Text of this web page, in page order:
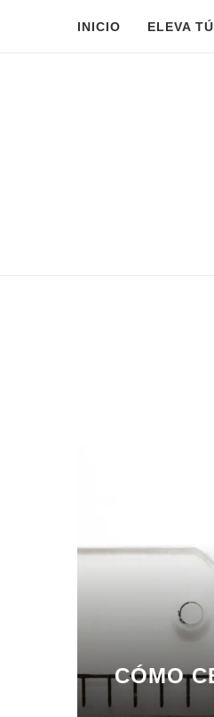
INICIO ELEVA
CÓMO